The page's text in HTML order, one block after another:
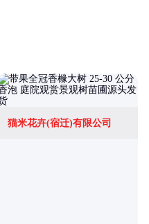
猫米花卉(宿迁)有限公司